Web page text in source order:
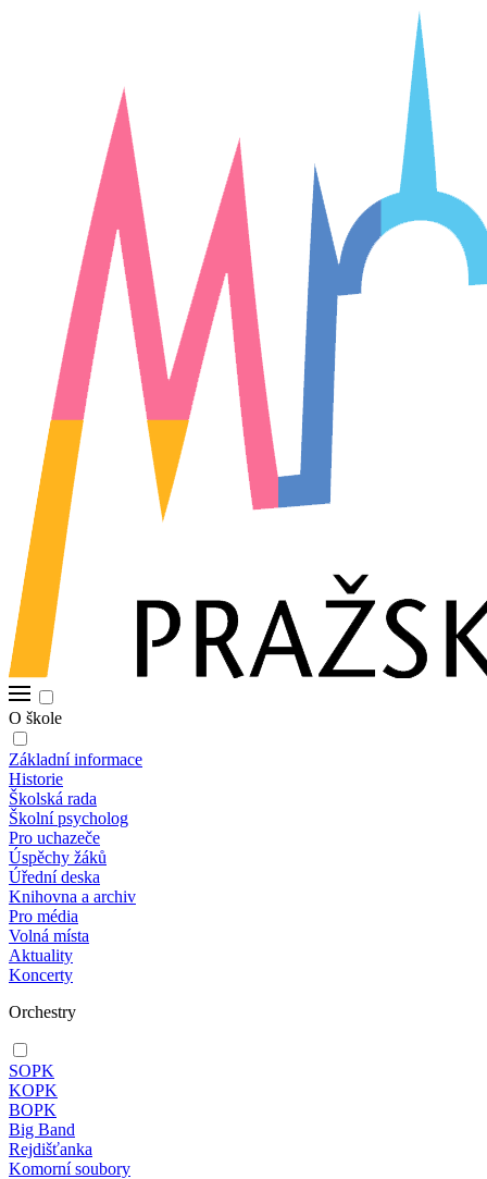
O škole
Základní informace
Historie
Školská rada
Školní psycholog
Pro uchazeče
Úspěchy žáků
Úřední deska
Knihovna a archiv
Pro média
Volná místa
Aktuality
Koncerty
Orchestry
SOPK
KOPK
BOPK
Big Band
Rejdišťanka
Komorní soubory